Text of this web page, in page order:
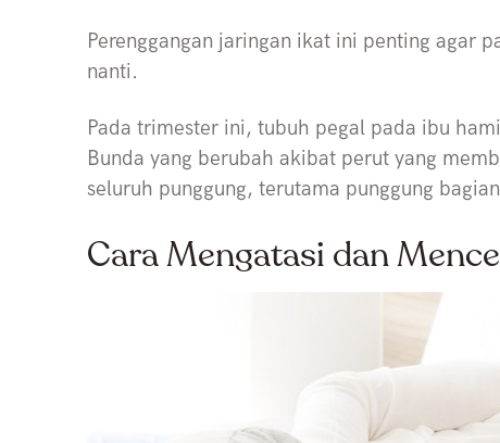
Perenggangan jaringan ikat ini penting agar
nanti.
Pada trimester ini, tubuh pegal pada ibu
Bunda yang berubah akibat perut yang
seluruh punggung, terutama punggung
Cara Mengatasi dan